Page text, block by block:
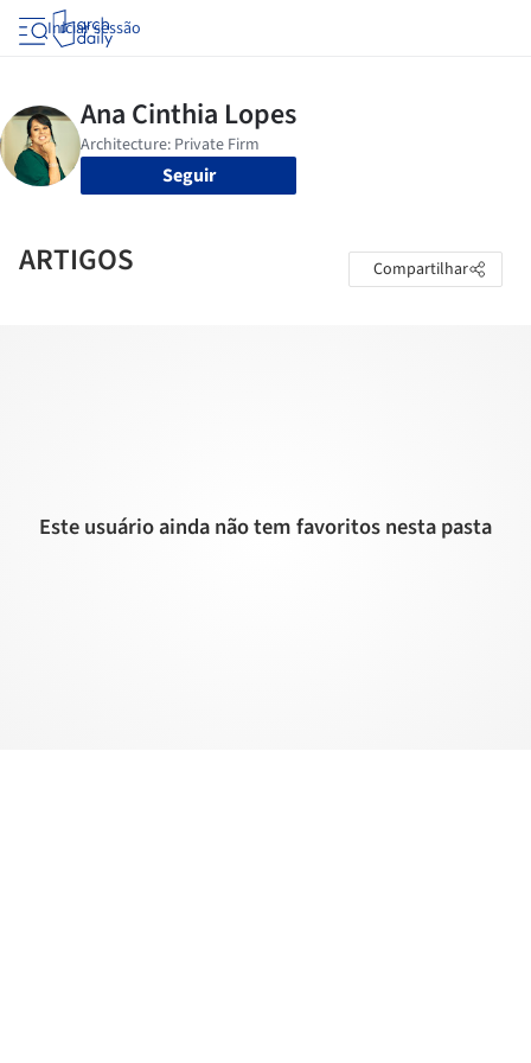
Iniciar sessão
Seguir
ARTIGOS Compartilhar
Este usuário ainda não tem favoritos nesta pasta